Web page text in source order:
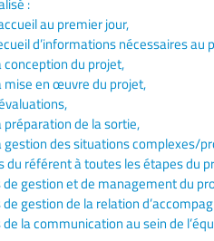
au premier jour,
d’informations nécessaires au
conception du projet,
mise en œuvre du projet,
préparation de la sortie,
gestion des situations complexes/
du référent à toutes les étapes du
de gestion et de management du
de gestion de la relation
de la communication au sein de